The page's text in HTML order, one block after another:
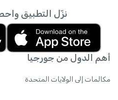
أهم الدول من جورجيا
مكالمات إلى الولايات المتحدة
نزّل التطبيق